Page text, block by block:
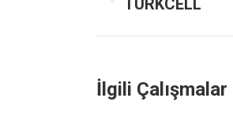
İlgili Çalışmalar